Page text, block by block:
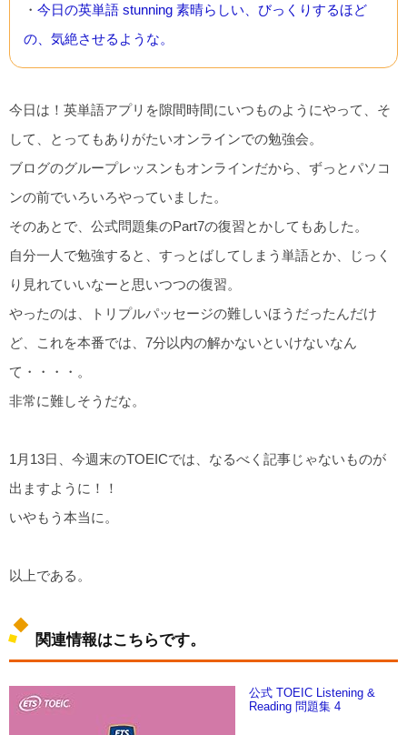
・ 今日の英単語 stunning 素晴らしい、びっくりするほど
の、気絶させるような。
今日は！英単語アプリを隙間時間にいつものようにやって、そ
して、とってもありがたいオンラインでの勉強会。
ブログのグループレッスンもオンラインだから、ずっとパソコ
ンの前でいろいろやっていました。
そのあとで、公式問題集のPart7の復習とかしてもあした。
自分一人で勉強すると、すっとばしてしまう単語とか、じっく
り見れていいなーと思いつつの復習。
やったのは、トリプルパッセージの難しいほうだったんだけ
ど、これを本番では、7分以内の解かないといけないなん
て・・・・。
非常に難しそうだな。
1月13日、今週末のTOEICでは、なるべく記事じゃないものが
出ますように！！
いやもう本当に。
以上である。
関連情報はこちらです。
公式 TOEIC Listening &
Reading 問題集 4